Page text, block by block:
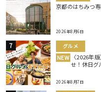
京都のはちみつ
2026年8月6日
グルメ
NEW 〈2026年
せ！休日グ
2026年8月7日